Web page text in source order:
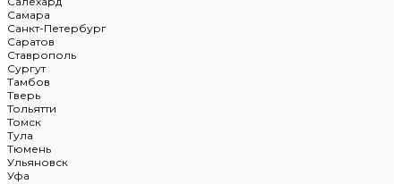
Самара
Санкт-Петербург
Саратов
Ставрополь
Сургут
Тамбов
Тверь
Тольятти
Томск
Тула
Тюмень
Ульяновск
Уфа